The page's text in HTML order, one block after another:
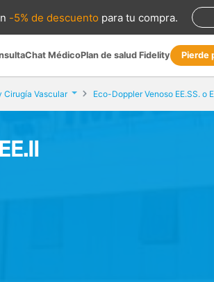
-5% de descuento para tu compra.
Chat MédicoPlan de salud Fidelity Pierde
Cirugía Vascular Eco-Doppler Venoso EE.SS. o